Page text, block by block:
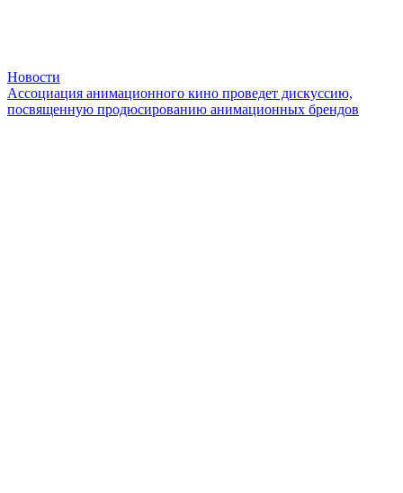
Новости
Ассоциация анимационного кино проведет дискуссию,
посвященную продюсированию анимационных брендов